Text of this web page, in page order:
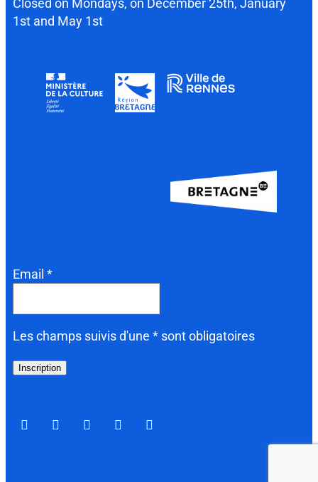
Closed on Mondays, on December 25th, January
1st and May 1st
Email *
Les champs suivis d'une * sont obligatoires